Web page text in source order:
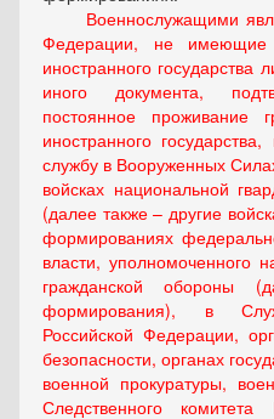
Военнослужащими
Федерации, не имеющие
иностранного государства
иного документа,
постоянное проживание
иностранного
службу в Вооруженных
войсках национальной
(далее также – другие
формированиях
власти, уполномоченного
гражданской обороны
формирования), в
Российской Федерации,
безопасности, органах
военной прокуратуры,
Следственного